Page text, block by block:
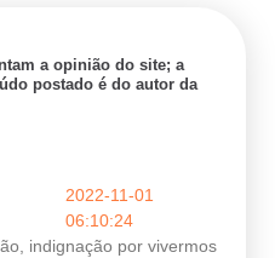
a opinião do site; a
postado é do autor da
2022-11-01
06:10:24
indignação por vivermos